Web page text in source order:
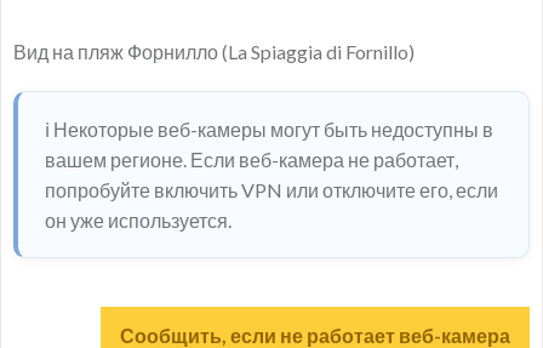
Вид на пляж Форнилло (La Spiaggia di Fornillo)
ℹ️ Некоторые веб-камеры могут быть недоступны в
вашем регионе. Если веб-камера не работает,
попробуйте включить VPN или отключите его, если
он уже используется.
Сообщить, если не работает веб-камера